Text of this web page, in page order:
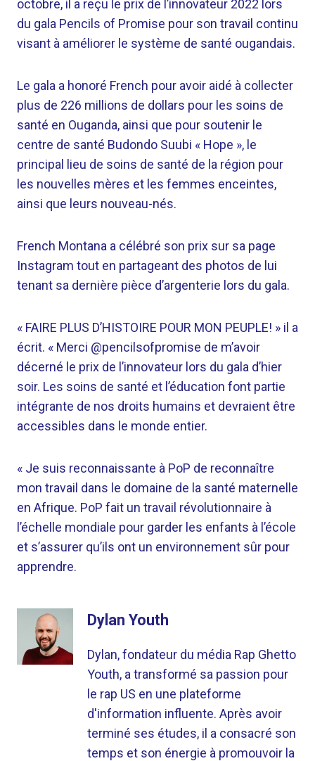
octobre, il a reçu le prix de l’innovateur 2022 lors
du gala Pencils of Promise pour son travail continu
visant à améliorer le système de santé ougandais.
Le gala a honoré French pour avoir aidé à collecter
plus de 226 millions de dollars pour les soins de
santé en Ouganda, ainsi que pour soutenir le
centre de santé Budondo Suubi « Hope », le
principal lieu de soins de santé de la région pour
les nouvelles mères et les femmes enceintes,
ainsi que leurs nouveau-nés.
French Montana a célébré son prix sur sa page
Instagram tout en partageant des photos de lui
tenant sa dernière pièce d’argenterie lors du gala.
« FAIRE PLUS D’HISTOIRE POUR MON PEUPLE! » il a
écrit. « Merci @pencilsofpromise de m’avoir
décerné le prix de l’innovateur lors du gala d’hier
soir. Les soins de santé et l’éducation font partie
intégrante de nos droits humains et devraient être
accessibles dans le monde entier.
« Je suis reconnaissante à PoP de reconnaître
mon travail dans le domaine de la santé maternelle
en Afrique. PoP fait un travail révolutionnaire à
l’échelle mondiale pour garder les enfants à l’école
et s’assurer qu’ils ont un environnement sûr pour
apprendre.
Dylan Youth
Dylan, fondateur du média Rap Ghetto
Youth, a transformé sa passion pour
le rap US en une plateforme
d'information influente. Après avoir
terminé ses études, il a consacré son
temps et son énergie à promouvoir la